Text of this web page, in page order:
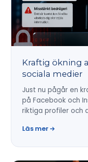
Kraftig ökning
sociala medier
Just nu pågår en
på Facebook och
riktiga profiler och
Läs mer